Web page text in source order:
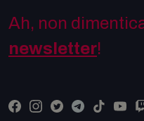
Ah, non
newsletter!